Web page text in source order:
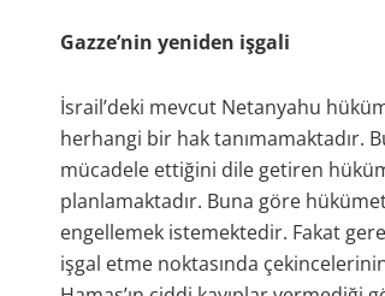
Gazze’nin yeniden işgali
İsrail’deki mevcut Netanyahu
herhangi bir hak tanımamaktadır.
mücadele ettiğini dile getiren
planlamaktadır. Buna göre
engellemek istemektedir. Fakat
işgal etme noktasında